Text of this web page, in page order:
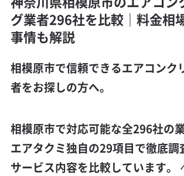
グ業者296社を比較｜料金相
事情も解説
相模原市で信頼できるエアコンク
者をお探しの方へ。
相模原市で対応可能な全296社の
エアタクミ独自の29項目で徹底調
サービス内容を比較しています。